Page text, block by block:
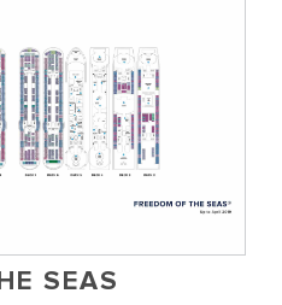
SEAS